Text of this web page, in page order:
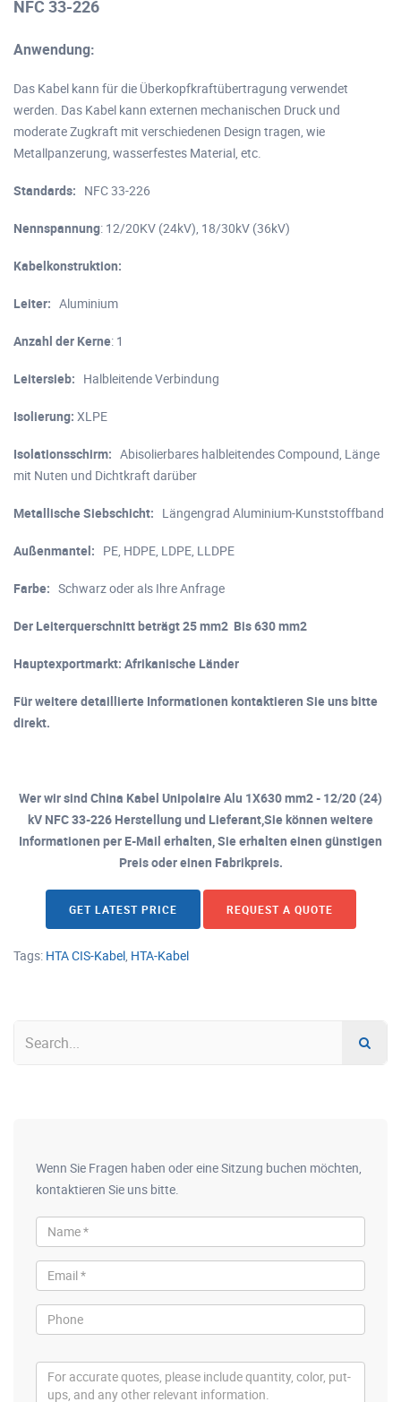
NFC 33-226
Anwendung:
Das Kabel kann für die Überkopfkraftübertragung verwendet
werden. Das Kabel kann externen mechanischen Druck und
moderate Zugkraft mit verschiedenen Design tragen, wie
Metallpanzerung, wasserfestes Material, etc.
Standards: NFC 33-226
Nennspannung: 12/20KV (24kV), 18/30kV (36kV)
Kabelkonstruktion:
Leiter: Aluminium
Anzahl der Kerne: 1
Leitersieb: Halbleitende Verbindung
Isolierung: XLPE
Isolationsschirm: Abisolierbares halbleitendes Compound, Länge
mit Nuten und Dichtkraft darüber
Metallische Siebschicht: Längengrad Aluminium-Kunststoffband
Außenmantel: PE, HDPE, LDPE, LLDPE
Farbe: Schwarz oder als Ihre Anfrage
Der Leiterquerschnitt beträgt 25 mm2 Bis 630 mm2
Hauptexportmarkt: Afrikanische Länder
Für weitere detaillierte Informationen kontaktieren Sie uns bitte
direkt.
Wer wir sind China Kabel Unipolaire Alu 1X630 mm2 - 12/20 (24)
kV NFC 33-226 Herstellung und Lieferant,Sie können weitere
Informationen per E-Mail erhalten, Sie erhalten einen günstigen
Preis oder einen Fabrikpreis.
GET LATEST PRICE REQUEST A QUOTE
Tags: HTA CIS-Kabel HTA-Kabel
Wenn Sie Fragen haben oder eine Sitzung buchen möchten,
kontaktieren Sie uns bitte.